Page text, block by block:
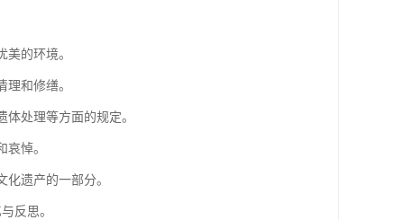
的环境。
和修缮。
处理等方面的规定。
悼。
遗产的一部分。
反思。